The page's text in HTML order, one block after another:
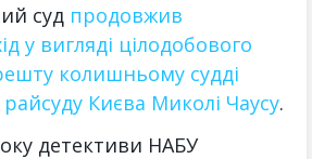
суд продовжив
у вигляді цілодобового
колишньому судді
Києва Миколі Чаусу.
детективи НАБУ